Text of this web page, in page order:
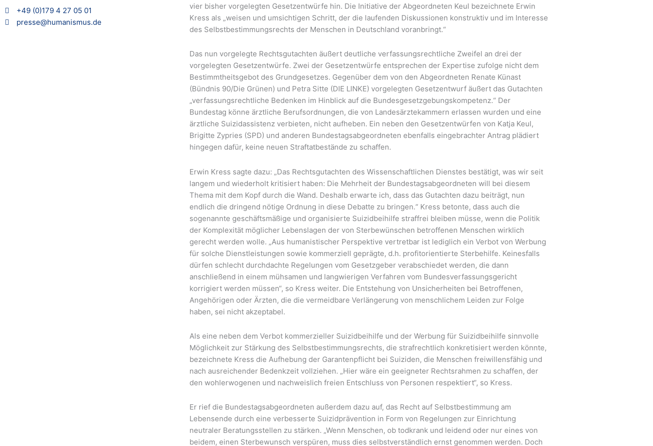
+49 (0)179 4 27 05 01
presse@humanismus.de
vier bisher vorgelegten Gesetzentwürfe hin. Die Initiative der Abgeordneten Keul bezeichnete Erwin
Kress als „weisen und umsichtigen Schritt, der die laufenden Diskussionen konstruktiv und im Interesse
des Selbstbestimmungsrechts der Menschen in Deutschland voranbringt.“
Das nun vorgelegte Rechtsgutachten äußert deutliche verfassungsrechtliche Zweifel an drei der
vorgelegten Gesetzentwürfe. Zwei der Gesetzentwürfe entsprechen der Expertise zufolge nicht dem
Bestimmtheitsgebot des Grundgesetzes. Gegenüber dem von den Abgeordneten Renate Künast
(Bündnis 90/Die Grünen) und Petra Sitte (DIE LINKE) vorgelegten Gesetzentwurf äußert das Gutachten
„verfassungsrechtliche Bedenken im Hinblick auf die Bundesgesetzgebungskompetenz.“ Der
Bundestag könne ärztliche Berufsordnungen, die von Landesärztekammern erlassen wurden und eine
ärztliche Suizidassistenz verbieten, nicht aufheben. Ein neben den Gesetzentwürfen von Katja Keul,
Brigitte Zypries (SPD) und anderen Bundestagsabgeordneten ebenfalls eingebrachter Antrag plädiert
hingegen dafür, keine neuen Straftatbestände zu schaffen.
Erwin Kress sagte dazu: „Das Rechtsgutachten des Wissenschaftlichen Dienstes bestätigt, was wir seit
langem und wiederholt kritisiert haben: Die Mehrheit der Bundestagsabgeordneten will bei diesem
Thema mit dem Kopf durch die Wand. Deshalb erwarte ich, dass das Gutachten dazu beiträgt, nun
endlich die dringend nötige Ordnung in diese Debatte zu bringen.“ Kress betonte, dass auch die
sogenannte geschäftsmäßige und organisierte Suizidbeihilfe straffrei bleiben müsse, wenn die Politik
der Komplexität möglicher Lebenslagen der von Sterbewünschen betroffenen Menschen wirklich
gerecht werden wolle. „Aus humanistischer Perspektive vertretbar ist lediglich ein Verbot von Werbung
für solche Dienstleistungen sowie kommerziell geprägte, d.h. profitorientierte Sterbehilfe. Keinesfalls
dürfen schlecht durchdachte Regelungen vom Gesetzgeber verabschiedet werden, die dann
anschließend in einem mühsamen und langwierigen Verfahren vom Bundesverfassungsgericht
korrigiert werden müssen“, so Kress weiter. Die Entstehung von Unsicherheiten bei Betroffenen,
Angehörigen oder Ärzten, die die vermeidbare Verlängerung von menschlichem Leiden zur Folge
haben, sei nicht akzeptabel.
Als eine neben dem Verbot kommerzieller Suizidbeihilfe und der Werbung für Suizidbeihilfe sinnvolle
Möglichkeit zur Stärkung des Selbstbestimmungsrechts, die strafrechtlich konkretisiert werden könnte,
bezeichnete Kress die Aufhebung der Garantenpflicht bei Suiziden, die Menschen freiwillensfähig und
nach ausreichender Bedenkzeit vollziehen. „Hier wäre ein geeigneter Rechtsrahmen zu schaffen, der
den wohlerwogenen und nachweislich freien Entschluss von Personen respektiert“, so Kress.
Er rief die Bundestagsabgeordneten außerdem dazu auf, das Recht auf Selbstbestimmung am
Lebensende durch eine verbesserte Suizidprävention in Form von Regelungen zur Einrichtung
neutraler Beratungsstellen zu stärken. „Wenn Menschen, ob todkrank und leidend oder nur eines von
beidem, einen Sterbewunsch verspüren, muss dies selbstverständlich ernst genommen werden. Doch